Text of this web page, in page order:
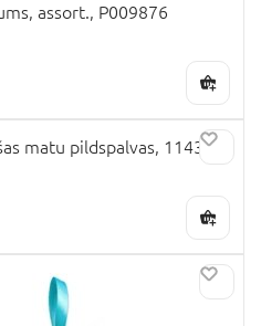
assort., P009876
matu pildspalvas, 11432